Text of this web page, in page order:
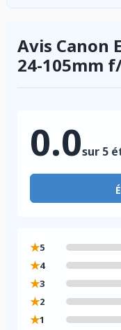
Avis Canon
24-105mm
0.0sur 5
★5
★4
★3
★2
★1